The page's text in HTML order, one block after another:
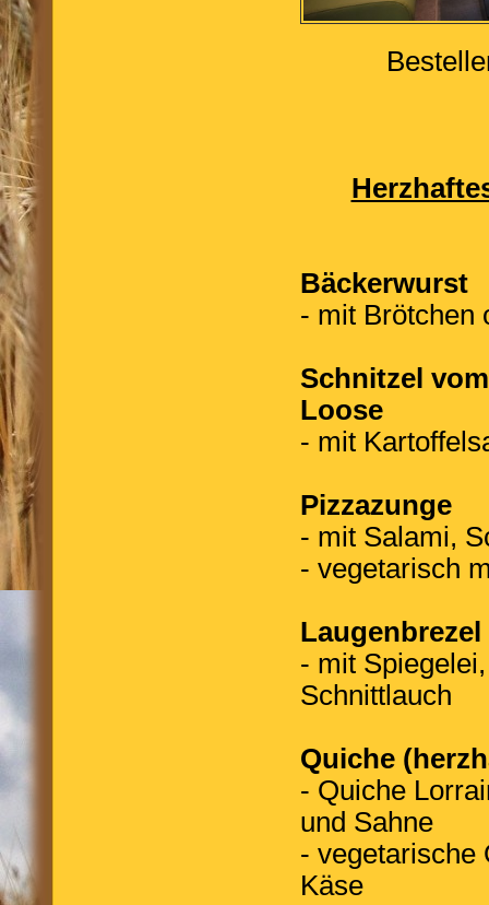
Bäckerwurst
- mit Brötchen
Schnitzel
Loose
- mit
Pizzazunge
- mit Salami,
- vegetarisch
Laugenbrezel
- mit
Schnittlauch
Quiche
- Quiche
und Sahne
- vegetarische
Käse